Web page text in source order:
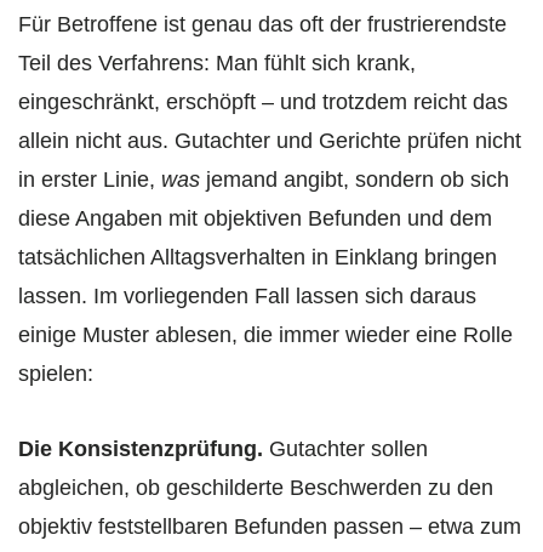
Für Betroffene ist genau das oft der frustrierendste
Teil des Verfahrens: Man fühlt sich krank,
eingeschränkt, erschöpft – und trotzdem reicht das
allein nicht aus. Gutachter und Gerichte prüfen nicht
in erster Linie, was jemand angibt, sondern ob sich
diese Angaben mit objektiven Befunden und dem
tatsächlichen Alltagsverhalten in Einklang bringen
lassen. Im vorliegenden Fall lassen sich daraus
einige Muster ablesen, die immer wieder eine Rolle
spielen:
Die Konsistenzprüfung. Gutachter sollen
abgleichen, ob geschilderte Beschwerden zu den
objektiv feststellbaren Befunden passen – etwa zum